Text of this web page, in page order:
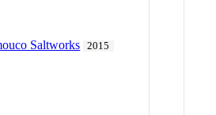
Saltworks 2015